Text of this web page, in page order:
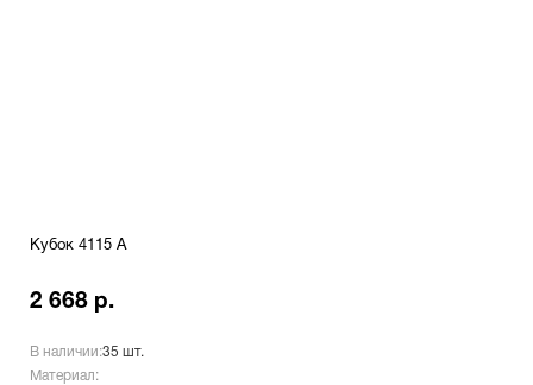
Кубок 4115 A
2 668 р.
В наличии:35 шт.
Материал: